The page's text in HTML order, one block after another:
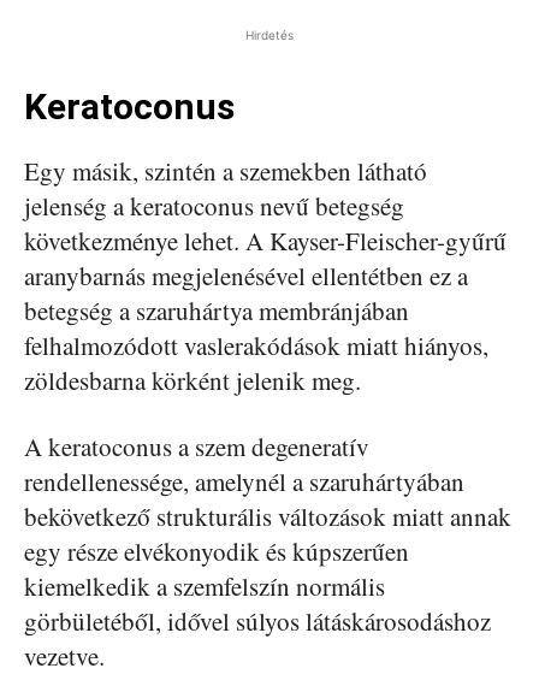
Hirdetés
Keratoconus
Egy másik, szintén a szemekben látható
jelenség a keratoconus nevű betegség
következménye lehet. A Kayser-Fleischer-gyűrű
aranybarnás megjelenésével ellentétben ez a
betegség a szaruhártya membránjában
felhalmozódott vaslerakódások miatt hiányos,
zöldesbarna körként jelenik meg.
A keratoconus a szem degeneratív
rendellenessége, amelynél a szaruhártyában
bekövetkező strukturális változások miatt annak
egy része elvékonyodik és kúpszerűen
kiemelkedik a szemfelszín normális
görbületéből, idővel súlyos látáskárosodáshoz
vezetve.